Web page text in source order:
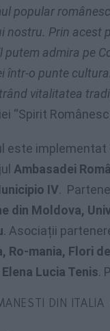
popular
nostru. Prin acest
putem admira pe
într-o punte
vitalitatea
“Spirit Românesc
este implementat
Ambasadei
IV.
din Moldova,
. Asociații
Ro-mania, Flori
Lucia Tenis.
DIN ITALIA